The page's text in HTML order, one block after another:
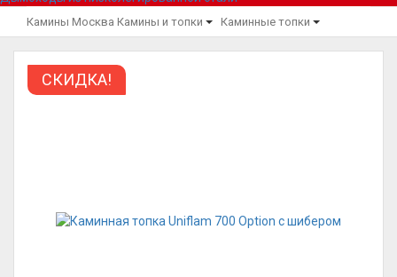
Камины Москва Камины и топки Каминные топки
СКИДКА!